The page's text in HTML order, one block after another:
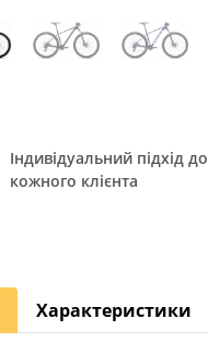
Індивідуальний підхід до
кожного клієнта
Характеристики